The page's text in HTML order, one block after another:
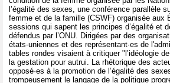
l’égalité des sexes, une conférence parallèle
femme et de la famille (CSWF) organisée aux
sessions qui sapent les principes d’égalité et
défendus par l’ONU. Dirigées par des
états-uniennes et des représentant·es de
tables rondes visaient à critiquer "l’idéologie
la gestation pour autrui. La rhétorique des
opposé·es à la promotion de l’égalité des
trompeusement le langage de la politique